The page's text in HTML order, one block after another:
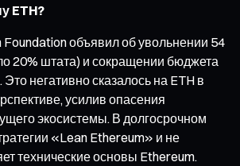
ETH?
объявил об увольнении 54
20% штата) и сокращении бюджета
негативно сказалось на ETH в
усилив опасения
экосистемы. В долгосрочном
«Lean Ethereum» и не
технические основы Ethereum.